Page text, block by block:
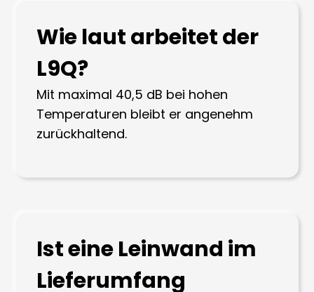
Wie laut arbeitet der
L9Q?
Mit maximal 40,5 dB bei hohen
Temperaturen bleibt er angenehm
zurückhaltend.
Ist eine Leinwand im
Lieferumfang